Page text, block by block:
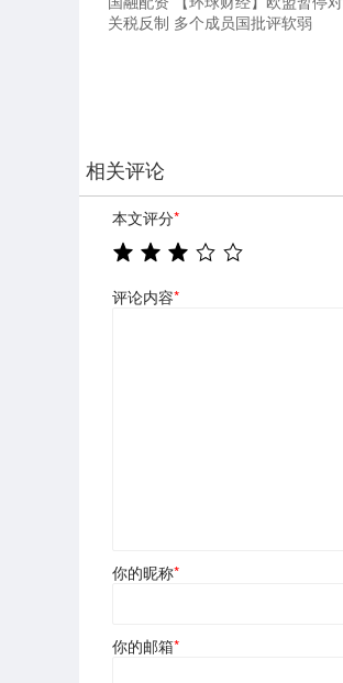
关税反制 多个成员国批评软弱
相关评论
本文评分*
评论内容*
你的昵称*
你的邮箱*